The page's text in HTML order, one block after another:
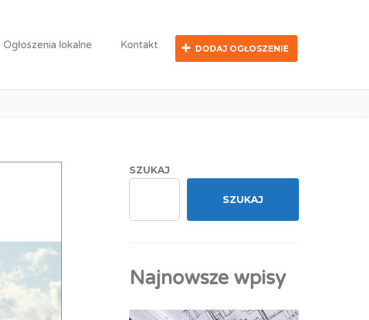
Ogłoszenia lokalne Kontakt DODAJ OGŁOSZENIE
Medyczna
SZUKAJ
SZUKAJ
Najnowsze wpisy